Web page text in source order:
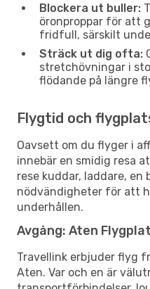
Blockera ut buller:
öronproppar för att
fridfull, särskilt
Sträck ut dig ofta:
stretchövningar i
flödande på längre
Flygtid och
Oavsett om du flyger i
innebär en smidig resa
rese kuddar, laddare, en
nödvändigheter för att
underhållen.
Avgång: Aten
Travellink erbjuder flyg
Aten. Var och en är